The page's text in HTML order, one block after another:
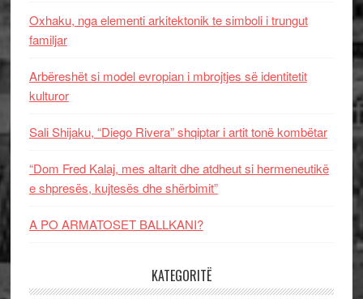
Oxhaku, nga elementi arkitektonik te simboli i trungut
familjar
Arbëreshët si model evropian i mbrojtjes së identitetit
kulturor
Sali Shijaku, “Diego Rivera” shqiptar i artit tonë kombëtar
“Dom Fred Kalaj, mes altarit dhe atdheut si hermeneutikë
e shpresës, kujtesës dhe shërbimit”
A PO ARMATOSET BALLKANI?
KATEGORITË